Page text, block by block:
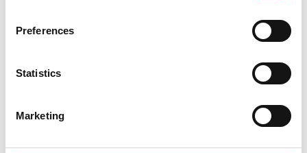
Preferences
Statistics
Marketing